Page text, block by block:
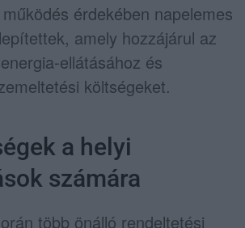
érdekében napelemes
amely hozzájárul az
ellátásához és
költségeket.
a helyi
számára
több önálló rendeltetési